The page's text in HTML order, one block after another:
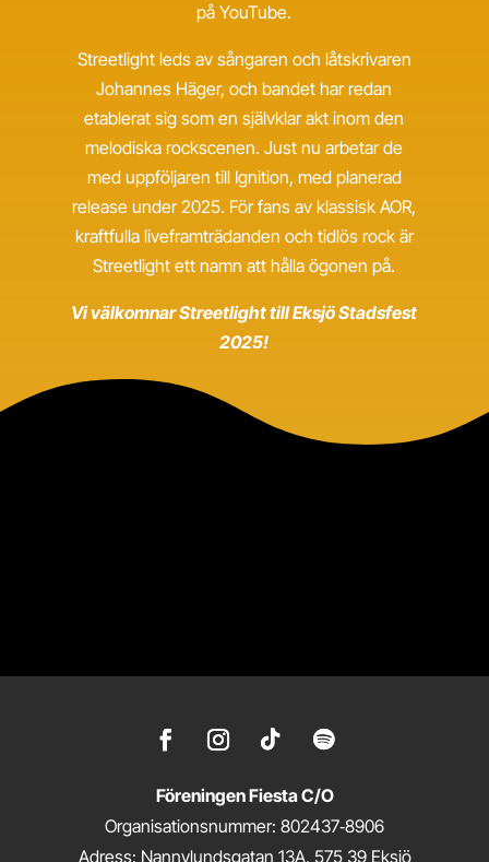
på YouTube.
Streetlight leds av sångaren och låtskrivaren
Johannes Häger, och bandet har redan
etablerat sig som en självklar akt inom den
melodiska rockscenen. Just nu arbetar de
med uppföljaren till Ignition, med planerad
release under 2025. För fans av klassisk AOR,
kraftfulla liveframträdanden och tidlös rock är
Streetlight ett namn att hålla ögonen på.
Vi välkomnar Streetlight till Eksjö Stadsfest
2025!
Föreningen Fiesta C/O
Organisationsnummer: 802437‑8906
Adress: Nannylundsgatan 13A, 575 39 Eksjö